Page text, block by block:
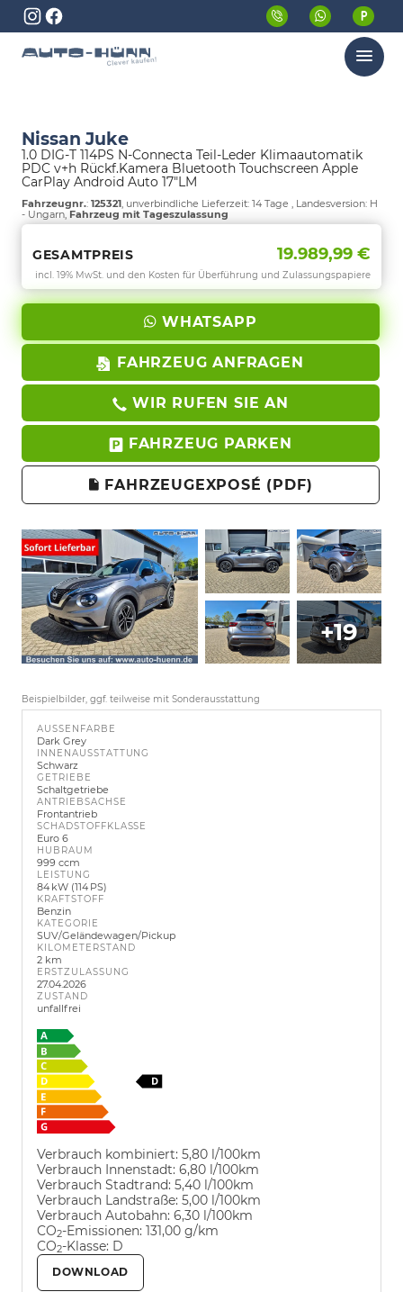
Menü
Nissan Juke
1.0 DIG-T 114PS N-Connecta Teil-Leder Klimaautomatik
PDC v+h Rückf.Kamera Bluetooth Touchscreen Apple
CarPlay Android Auto 17"LM
Fahrzeugnr.: 125321, unverbindliche Lieferzeit: 14 Tage , Landesversion: H
- Ungarn, Fahrzeug mit Tageszulassung
GESAMTPREIS 19.989,99 €
incl. 19% MwSt. und den Kosten für Überführung und Zulassungspapiere
WHATSAPP
FAHRZEUG ANFRAGEN
WIR RUFEN SIE AN
FAHRZEUG PARKEN
FAHRZEUGEXPOSÉ (PDF)
+19
Beispielbilder, ggf. teilweise mit Sonderausstattung
AUSSENFARBE
Dark Grey
INNENAUSSTATTUNG
Schwarz
GETRIEBE
Schaltgetriebe
ANTRIEBSACHSE
Frontantrieb
SCHADSTOFFKLASSE
Euro 6
HUBRAUM
999 ccm
LEISTUNG
84 kW (114 PS)
KRAFTSTOFF
Benzin
KATEGORIE
SUV/Geländewagen/Pickup
KILOMETERSTAND
2 km
ERSTZULASSUNG
27.04.2026
ZUSTAND
unfallfrei
Verbrauch kombiniert: 5,80 l/100km
Verbrauch Innenstadt: 6,80 l/100km
Verbrauch Stadtrand: 5,40 l/100km
Verbrauch Landstraße: 5,00 l/100km
Verbrauch Autobahn: 6,30 l/100km
CO2-Emissionen: 131,00 g/km
CO2-Klasse: D
DOWNLOAD